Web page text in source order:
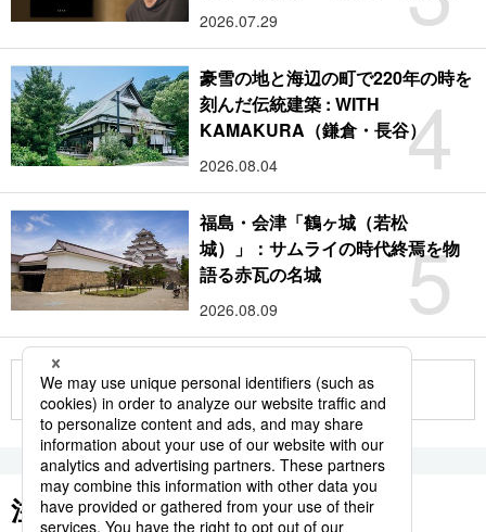
2026.07.29
4
豪雪の地と海辺の町で220年の時を
刻んだ伝統建築 : WITH
KAMAKURA（鎌倉・長谷）
2026.08.04
5
福島・会津「鶴ヶ城（若松
城）」：サムライの時代終焉を物
語る赤瓦の名城
2026.08.09
もっと見る
注目のキーワード